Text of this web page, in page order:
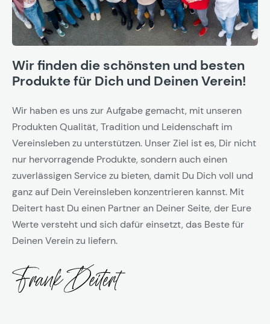
Wir finden die schönsten und besten
Produkte für Dich und Deinen Verein!
Wir haben es uns zur Aufgabe gemacht, mit unseren
Produkten Qualität, Tradition und Leidenschaft im
Vereinsleben zu unterstützen. Unser Ziel ist es, Dir nicht
nur hervorragende Produkte, sondern auch einen
zuverlässigen Service zu bieten, damit Du Dich voll und
ganz auf Dein Vereinsleben konzentrieren kannst. Mit
Deitert hast Du einen Partner an Deiner Seite, der Eure
Werte versteht und sich dafür einsetzt, das Beste für
Deinen Verein zu liefern.